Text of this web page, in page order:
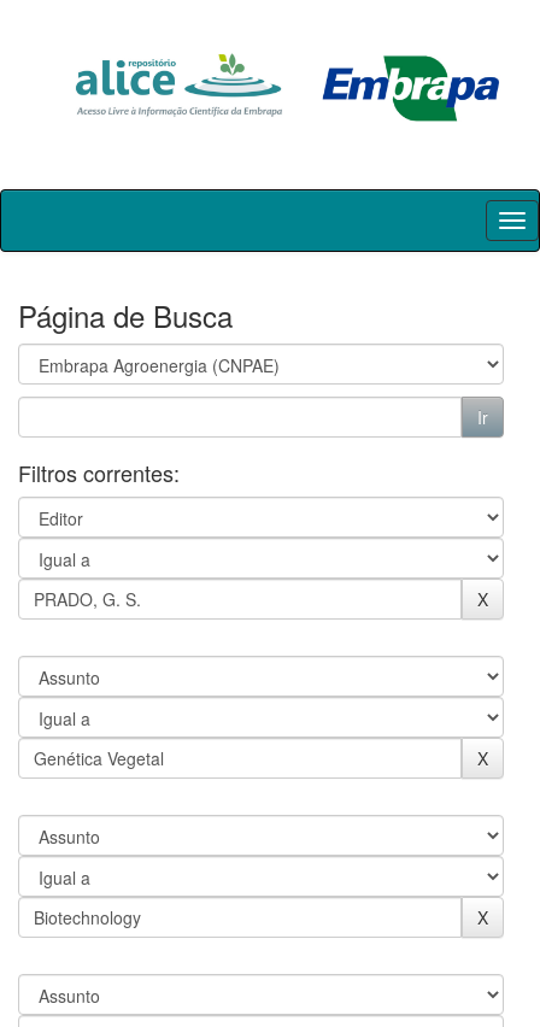
Skip
Página de Busca
Filtros correntes: